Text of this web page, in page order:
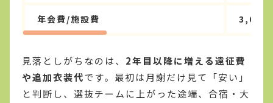
年会費/施設費 3,000
見落としがちなのは、 2年目以降に増える遠征費
や追加衣装代です。最初は月謝だけ見て「安い」
と判断し、選抜チームに上がった途端、合宿・大